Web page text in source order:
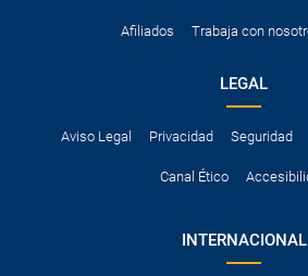
Afiliados Trabaja con
LEGAL
Aviso Legal Privacidad Seguridad
Canal Ético
INTERNACIONAL